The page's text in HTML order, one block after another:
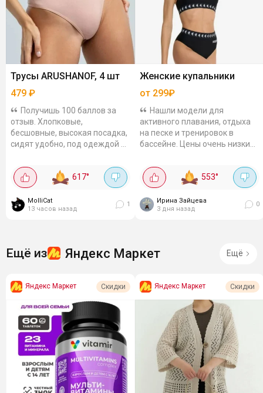
Трусы ARUSHANOF, 4 шт
479 ₽
Получишь 100 баллов за
отзыв. Хлопковые,
бесшовные, высокая посадка,
сидят удобно, под одеждой не
подбирать под настроение.
617°
MolliCat
13 часов назад
1
Женские купальники
от 299₽
Нашли модели для
активного плавания, отдыха
на песке и тренировок в
бассейне. Цены очень низкие,
Joss классические, 299₽.
Эластичная ткань,...
553°
Ирина Зайцева
3 дня назад
0
Ещё из Яндекс Маркет Ещё
Яндекс Маркет Скидки Яндекс Маркет Скидки